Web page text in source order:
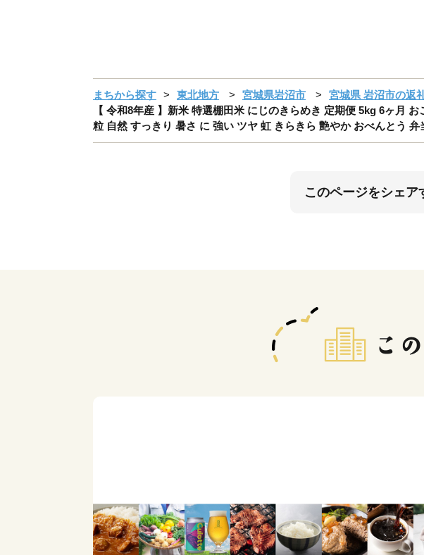
まちから探す 東北地方 宮城県岩沼市
宮城県 岩沼市の返
【 令和8年産 】新米 特選棚田米 にじのきらめき 定期便 5kg 6ヶ月
粒 自然 すっきり 暑さ に 強い ツヤ 虹 きらきら 艶やか おべんとう
このページをシェア